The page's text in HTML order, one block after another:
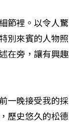
節裡。以令人驚
別來賓的人物照
在旁，讓有興趣
一晚接受我的採
歷史悠久的松德